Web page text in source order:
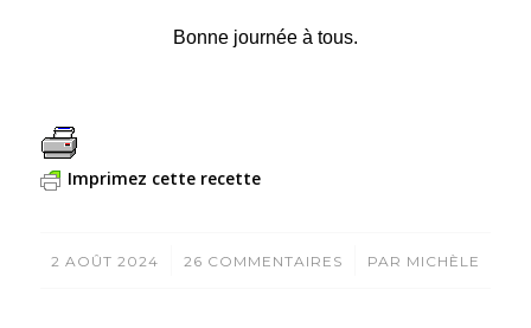
Bonne journée à tous.
Imprimez cette recette
2 AOÛT 2024
/ 26 COMMENTAIRES
/ PAR MICHÈLE